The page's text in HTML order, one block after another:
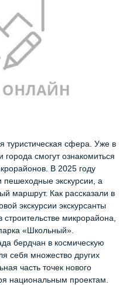
туристическая сфера. Уже в
смогут ознакомиться
В 2025 году
пешеходные экскурсии, а
маршрут. Как рассказали в
экскурсии экскурсанты
микрорайона,
«Школьный».
бердчан в космическую
себя множество других
часть точек нового
национальным проектам.